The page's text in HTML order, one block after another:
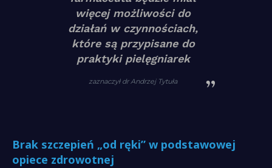
więcej możliwości do
działań w czynnościach,
które są przypisane do
praktyki pielęgniarek
zaznaczył dr Andrzej Tytuła
Brak szczepień „od ręki” w podstawowej
opiece zdrowotnej